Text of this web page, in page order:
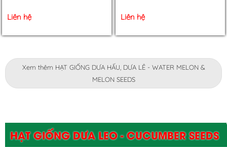
Liên hệ Liên hệ
Xem thêm HẠT GIỐNG DƯA HẤU, DƯA LÊ - WATER MELON &
MELON SEEDS
HẠT GIỐNG DƯA LEO - CUCUMBER SEEDS